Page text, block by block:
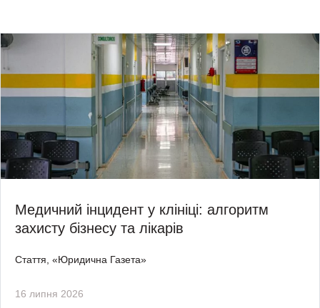
Медичний інцидент у клініці: алгоритм
захисту бізнесу та лікарів
Стаття, «Юридична Газета»
16 липня 2026